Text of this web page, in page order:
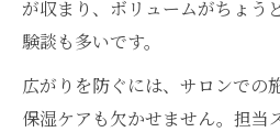
が収まり、ボリュームがちょう
験談も多いです。
広がりを防ぐには、サロンでの
保湿ケアも欠かせません。担当